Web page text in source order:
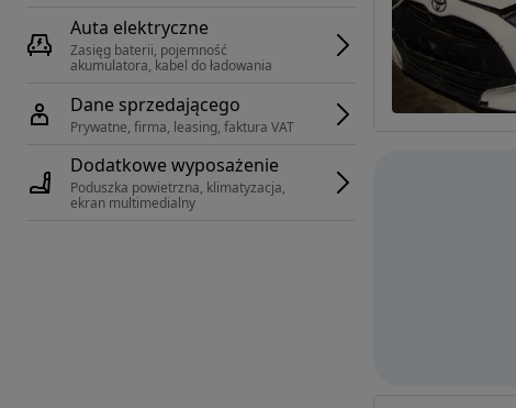
Auta elektryczne
Zasięg baterii, pojemność
akumulatora, kabel do ładowania
Dane sprzedającego
Prywatne, firma, leasing, faktura VAT
Dodatkowe wyposażenie
Poduszka powietrzna, klimatyzacja,
ekran multimedialny